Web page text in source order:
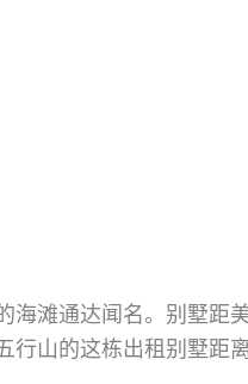
海滩通达闻名。别墅距
行山的这栋出租别墅距